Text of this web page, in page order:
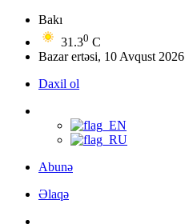
Bakı
31.30 C
Bazar ertəsi, 10 Avqust 2026
Daxil ol
Abunə
Əlaqə